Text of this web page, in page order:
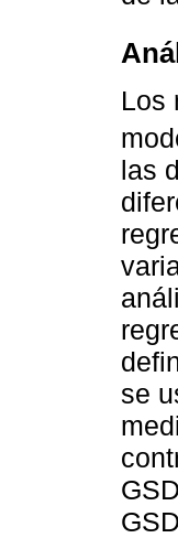
Los
las
se